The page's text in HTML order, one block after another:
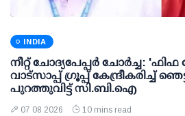
INDIA
നീറ്റ് ചോദ്യപേപ്പര്‍ ചോര്‍ച്ച:
വാട്സാപ്പ് ഗ്രൂപ്പ് കേന്ദ്രീകരിച്ച്
പുറത്തുവിട്ട് സി.ബി.ഐ
07 08 2026 10 mins read